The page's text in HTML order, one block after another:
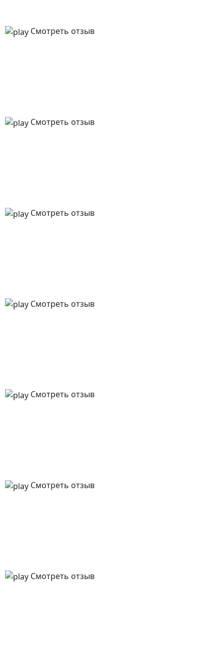
Смотреть отзыв
Смотреть отзыв
Смотреть отзыв
Смотреть отзыв
Смотреть отзыв
Смотреть отзыв
Смотреть отзыв